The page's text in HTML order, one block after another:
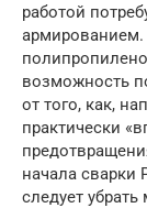
работой
армированием.
возможность
от того, как,
практически
начала
следует